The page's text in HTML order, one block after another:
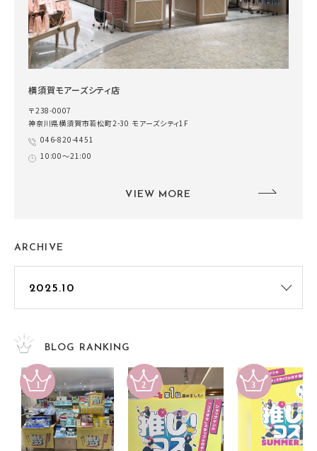
横須賀モアーズシティ店
〒238-0007
神奈川県横須賀市若松町2-30 モアーズシティ1F
046-820-4451
10:00～21:00
VIEW MORE
ARCHIVE
BLOG RANKING